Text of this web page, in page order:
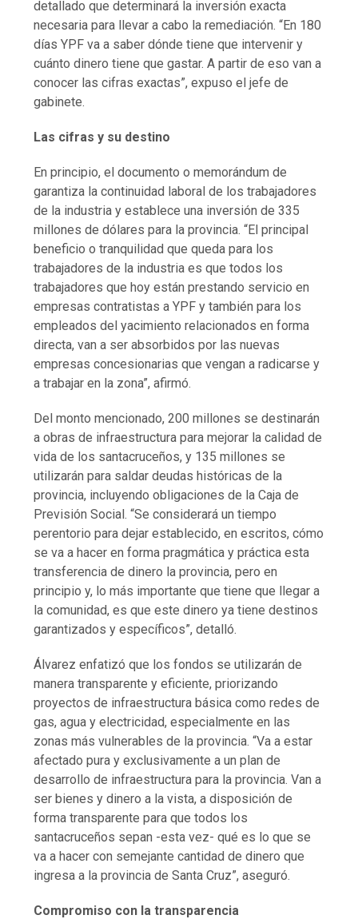
detallado que determinará la inversión exacta
necesaria para llevar a cabo la remediación. “En 180
días YPF va a saber dónde tiene que intervenir y
cuánto dinero tiene que gastar. A partir de eso van a
conocer las cifras exactas”, expuso el jefe de
gabinete.
Las cifras y su destino
En principio, el documento o memorándum de
garantiza la continuidad laboral de los trabajadores
de la industria y establece una inversión de 335
millones de dólares para la provincia. “El principal
beneficio o tranquilidad que queda para los
trabajadores de la industria es que todos los
trabajadores que hoy están prestando servicio en
empresas contratistas a YPF y también para los
empleados del yacimiento relacionados en forma
directa, van a ser absorbidos por las nuevas
empresas concesionarias que vengan a radicarse y
a trabajar en la zona”, afirmó.
Del monto mencionado, 200 millones se destinarán
a obras de infraestructura para mejorar la calidad de
vida de los santacruceños, y 135 millones se
utilizarán para saldar deudas históricas de la
provincia, incluyendo obligaciones de la Caja de
Previsión Social. “Se considerará un tiempo
perentorio para dejar establecido, en escritos, cómo
se va a hacer en forma pragmática y práctica esta
transferencia de dinero la provincia, pero en
principio y, lo más importante que tiene que llegar a
la comunidad, es que este dinero ya tiene destinos
garantizados y específicos”, detalló.
Álvarez enfatizó que los fondos se utilizarán de
manera transparente y eficiente, priorizando
proyectos de infraestructura básica como redes de
gas, agua y electricidad, especialmente en las
zonas más vulnerables de la provincia. “Va a estar
afectado pura y exclusivamente a un plan de
desarrollo de infraestructura para la provincia. Van a
ser bienes y dinero a la vista, a disposición de
forma transparente para que todos los
santacruceños sepan -esta vez- qué es lo que se
va a hacer con semejante cantidad de dinero que
ingresa a la provincia de Santa Cruz”, aseguró.
Compromiso con la transparencia